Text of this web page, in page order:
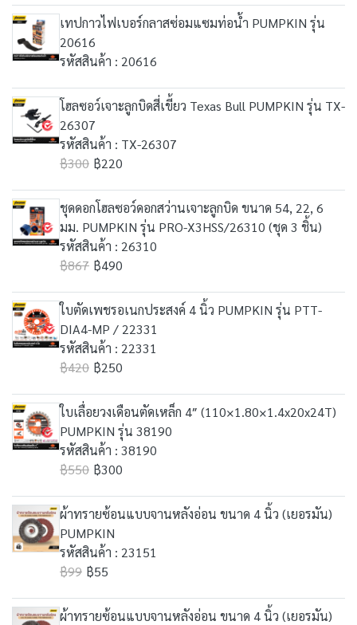
เทปกาวไฟเบอร์กลาสซ่อมแซมท่อน้ำ PUMPKIN รุ่น
20616
รหัสสินค้า : 20616
โฮลซอว์เจาะลูกบิดสี่เขี้ยว Texas Bull PUMPKIN รุ่น TX-
26307
รหัสสินค้า : TX-26307
฿300 ฿220
ชุดดอกโฮลซอว์ดอกสว่านเจาะลูกบิด ขนาด 54, 22, 6
มม. PUMPKIN รุ่น PRO-X3HSS/26310 (ชุด 3 ชิ้น)
รหัสสินค้า : 26310
฿867 ฿490
ใบตัดเพชรอเนกประสงค์ 4 นิ้ว PUMPKIN รุ่น PTT-
DIA4-MP / 22331
รหัสสินค้า : 22331
฿420 ฿250
ใบเลื่อยวงเดือนตัดเหล็ก 4″ (110×1.80×1.4x20x24T)
PUMPKIN รุ่น 38190
รหัสสินค้า : 38190
฿550 ฿300
ผ้าทรายซ้อนแบบจานหลังอ่อน ขนาด 4 นิ้ว (เยอรมัน)
PUMPKIN
รหัสสินค้า : 23151
฿99 ฿55
ผ้าทรายซ้อนแบบจานหลังอ่อน ขนาด 4 นิ้ว (เยอรมัน)